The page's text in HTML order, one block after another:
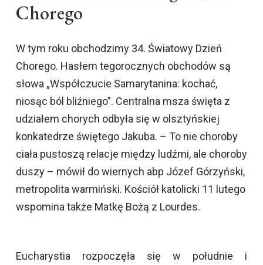
Chorego
W tym roku obchodzimy 34. Światowy Dzień
Chorego. Hasłem tegorocznych obchodów są
słowa „Współczucie Samarytanina: kochać,
niosąc ból bliźniego”. Centralna msza święta z
udziałem chorych odbyła się w olsztyńskiej
konkatedrze świętego Jakuba. – To nie choroby
ciała pustoszą relacje między ludźmi, ale choroby
duszy – mówił do wiernych abp Józef Górzyński,
metropolita warmiński. Kościół katolicki 11 lutego
wspomina także Matkę Bożą z Lourdes.
Eucharystia rozpoczęła się w południe i